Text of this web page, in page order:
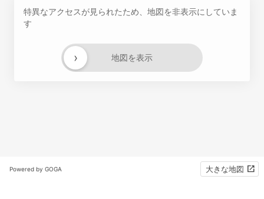
特異なアクセスが見られたため、地図を非表示にしていま
す
地図を表示
›
Powered by GOGA 大きな地図